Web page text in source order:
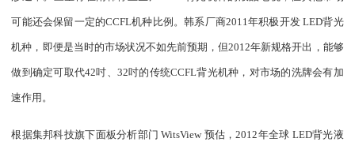
可能还会保留一定的CCFL机种比例。韩系厂商2011年积极开发 LED背光
机种，即便是当时的市场状况不如先前预期，但2012年新规格开出，能够
做到确定可取代42吋、32吋的传统CCFL背光机种，对市场的洗牌会有加
速作用。
根据集邦科技旗下面板分析部门 WitsView 预估，2012年全球 LED背光液